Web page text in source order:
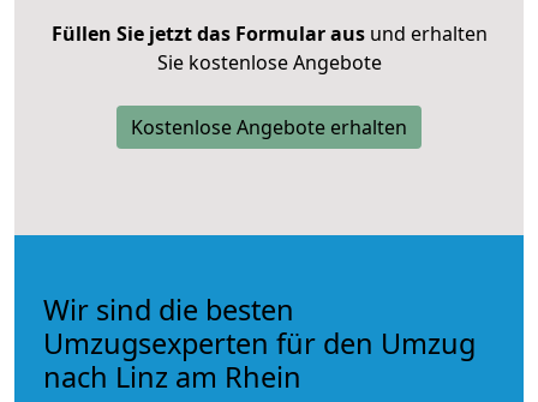
Füllen Sie jetzt das Formular ausund erhalten
Sie kostenlose Angebote
Kostenlose Angebote erhalten
Wir sind die besten
Umzugsexperten für den Umzug
nach Linz am Rhein